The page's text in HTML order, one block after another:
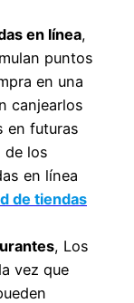
en línea,
puntos
en una
canjearlos
en futuras
de los
en línea
de tiendas
, Los
vez que